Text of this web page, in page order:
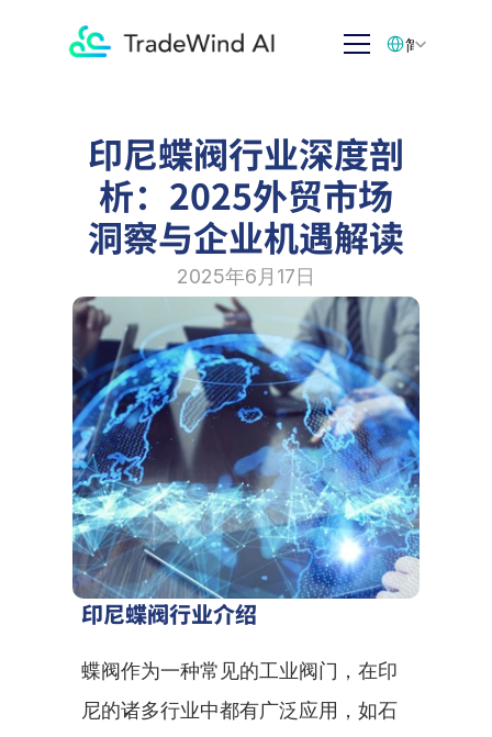
印尼蝶阀行业深度剖
析：2025外贸市场
洞察与企业机遇解读
2025年6月17日
印尼蝶阀行业介绍
蝶阀作为一种常见的工业阀门，在印
尼的诸多行业中都有广泛应用，如石
简体中文